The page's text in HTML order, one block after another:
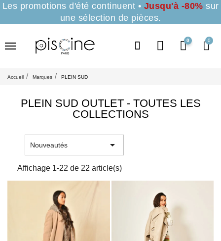
Les promotions d'été continuent • Jusqu'à -80% sur
une sélection de pièces.
0
Accueil Marques PLEIN SUD
PLEIN SUD OUTLET - TOUTES LES
COLLECTIONS
Nouveautés 
Affichage 1-22 de 22 article(s)